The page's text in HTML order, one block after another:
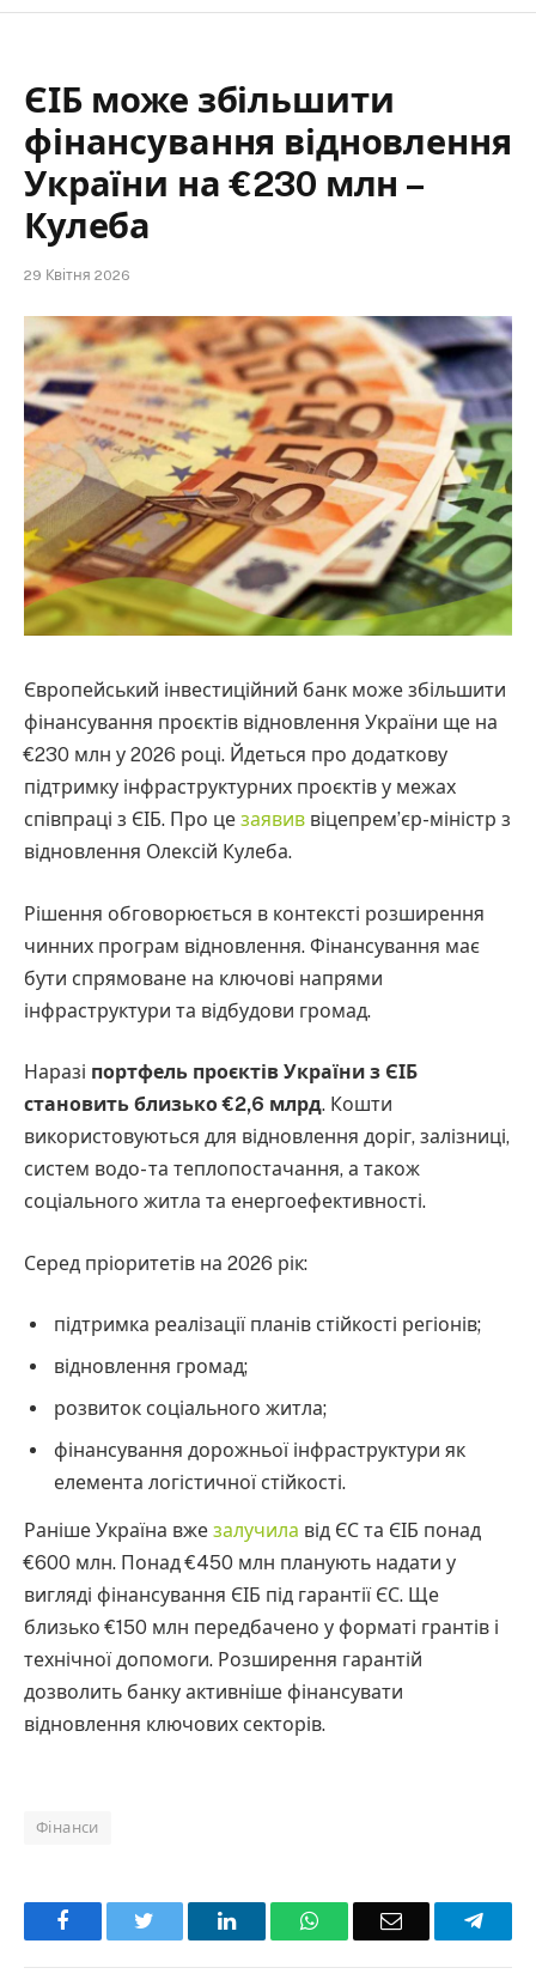
ЄІБ може збільшити
фінансування відновлення
України на €230 млн –
Кулеба
29 Квітня 2026
Європейський інвестиційний банк може збільшити
фінансування проєктів відновлення України ще на
€230 млн у 2026 році. Йдеться про додаткову
підтримку інфраструктурних проєктів у межах
співпраці з ЄІБ. Про це заявив віцепрем’єр-міністр з
відновлення Олексій Кулеба.
Рішення обговорюється в контексті розширення
чинних програм відновлення. Фінансування має
бути спрямоване на ключові напрями
інфраструктури та відбудови громад.
Наразі портфель проєктів України з ЄІБ
становить близько €2,6 млрд. Кошти
використовуються для відновлення доріг, залізниці,
систем водо- та теплопостачання, а також
соціального житла та енергоефективності.
Серед пріоритетів на 2026 рік:
підтримка реалізації планів стійкості регіонів;
відновлення громад;
розвиток соціального житла;
фінансування дорожньої інфраструктури як
елемента логістичної стійкості.
Раніше Україна вже залучила від ЄС та ЄІБ понад
€600 млн. Понад €450 млн планують надати у
вигляді фінансування ЄІБ під гарантії ЄС. Ще
близько €150 млн передбачено у форматі грантів і
технічної допомоги. Розширення гарантій
дозволить банку активніше фінансувати
відновлення ключових секторів.
Фінанси
Facebook LinkedInWhatsAppEmail